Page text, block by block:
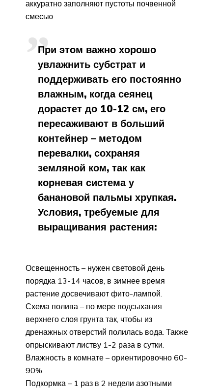
аккуратно заполняют пустоты почвенной
смесью
При этом важно хорошо
увлажнить субстрат и
поддерживать его постоянно
влажным, когда сеянец
дорастет до 10-12 см, его
пересаживают в больший
контейнер – методом
перевалки, сохраняя
земляной ком, так как
корневая система у
банановой пальмы хрупкая.
Условия, требуемые для
выращивания растения:
Освещенность – нужен световой день
порядка 13-14 часов, в зимнее время
растение досвечивают фито-лампой.
Схема полива – по мере подсыхания
верхнего слоя грунта так, чтобы из
дренажных отверстий полилась вода. Также
опрыскивают листву 1-2 раза в сутки.
Влажность в комнате – ориентировочно 60-
90%.
Подкормка – 1 раз в 2 недели азотными